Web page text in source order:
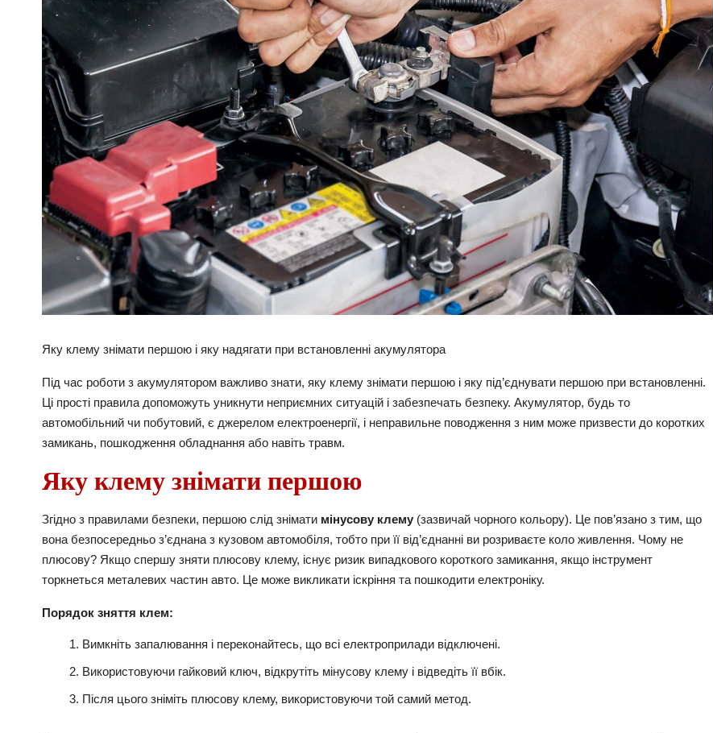
Яку клему знімати першою і яку надягати при встановленні акумулятора
Під час роботи з акумулятором важливо знати, яку клему знімати першою і яку під’єднувати першою при встановленні.
Ці прості правила допоможуть уникнути неприємних ситуацій і забезпечать безпеку. Акумулятор, будь то
автомобільний чи побутовий, є джерелом електроенергії, і неправильне поводження з ним може призвести до коротких
замикань, пошкодження обладнання або навіть травм.
Яку клему знімати першою
Згідно з правилами безпеки, першою слід знімати мінусову клему (зазвичай чорного кольору). Це пов’язано з тим, що
вона безпосередньо з’єднана з кузовом автомобіля, тобто при її від’єднанні ви розриваєте коло живлення. Чому не
плюсову? Якщо спершу зняти плюсову клему, існує ризик випадкового короткого замикання, якщо інструмент
торкнеться металевих частин авто. Це може викликати іскріння та пошкодити електроніку.
Порядок зняття клем:
Вимкніть запалювання і переконайтесь, що всі електроприлади відключені.
Використовуючи гайковий ключ, відкрутіть мінусову клему і відведіть її вбік.
Після цього зніміть плюсову клему, використовуючи той самий метод.